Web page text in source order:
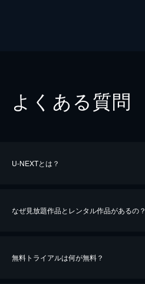
よくある質問
U-NEXTとは？
なぜ見放題作品とレンタル作品があるの？
無料トライアルは何が無料？